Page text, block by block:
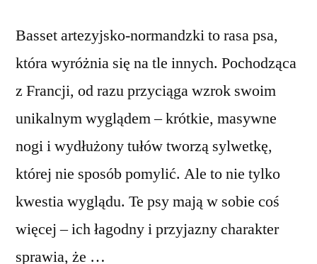
Basset artezyjsko-normandzki to rasa psa,
która wyróżnia się na tle innych. Pochodząca
z Francji, od razu przyciąga wzrok swoim
unikalnym wyglądem – krótkie, masywne
nogi i wydłużony tułów tworzą sylwetkę,
której nie sposób pomylić. Ale to nie tylko
kwestia wyglądu. Te psy mają w sobie coś
więcej – ich łagodny i przyjazny charakter
sprawia, że …